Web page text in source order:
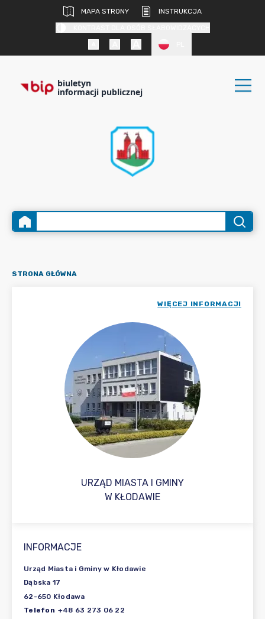
MAPA STRONY
INSTRUKCJA
biuletyn
informacji publicznej
STRONA GŁÓWNA
URZĄD MIASTA I GMINY
WIĘCEJ INFORMACJI
W KŁODAWIE
INFORMACJE
Urząd Miasta i Gminy w Kłodawie
Dąbska 17
62-650 Kłodawa
Telefon +48 63 273 06 22